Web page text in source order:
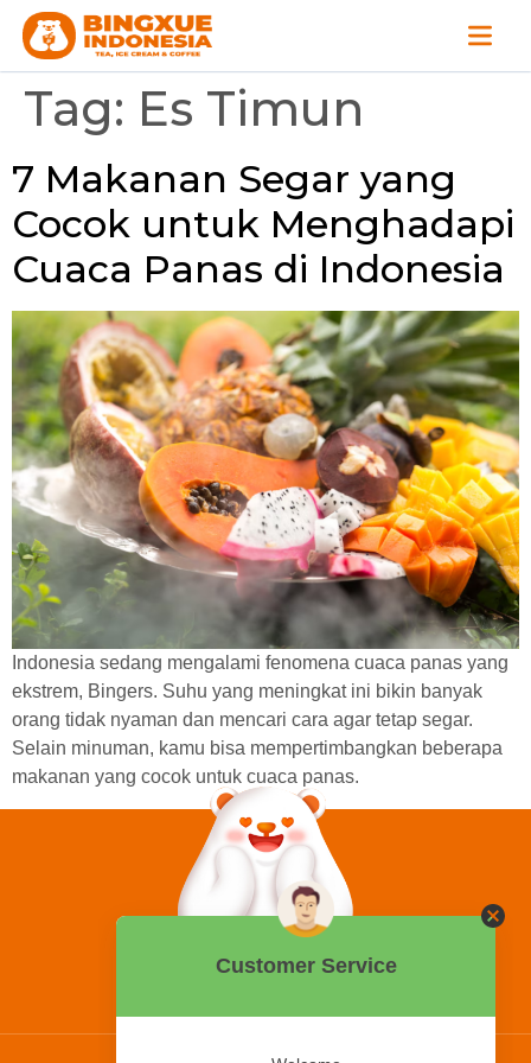
Tag: Es Timun
7 Makanan Segar yang
Cocok untuk Menghadapi
Cuaca Panas di Indonesia
Indonesia sedang mengalami fenomena cuaca panas yang
ekstrem, Bingers. Suhu yang meningkat ini bikin banyak
orang tidak nyaman dan mencari cara agar tetap segar.
Selain minuman, kamu bisa mempertimbangkan beberapa
makanan yang cocok untuk cuaca panas.
0858 2015 9999